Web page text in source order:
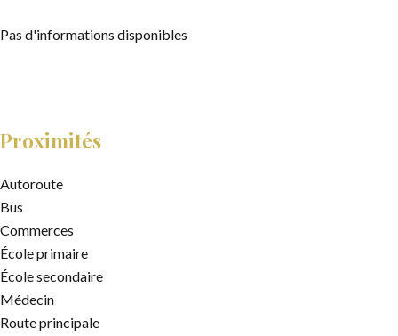
Pas d'informations disponibles
Proximités
Autoroute
Bus
Commerces
École primaire
École secondaire
Médecin
Route principale